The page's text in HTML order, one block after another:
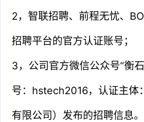
2，智联招聘、前程无忧、
招聘平台的官方认证账号；
3，公司官方微信公众号“衡
号：hstech2016，认证主体
有限公司）发布的招聘信息。